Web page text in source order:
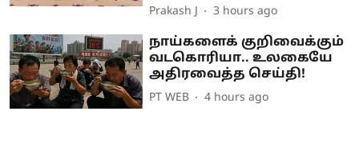
Prakash J 3 hours ago
நாய்களைக் குறிவைக்கும்
வடகொரியா.. உலகையே
அதிரவைத்த செய்தி!
PT WEB 4 hours ago